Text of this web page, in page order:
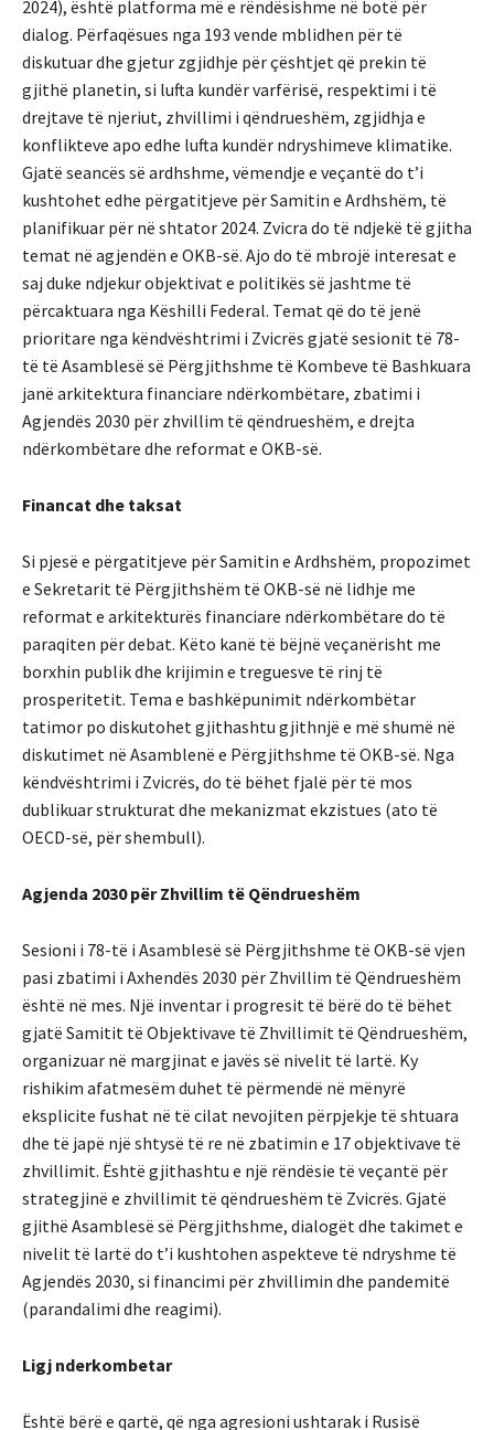
2024), është platforma më e rëndësishme në botë për
dialog. Përfaqësues nga 193 vende mblidhen për të
diskutuar dhe gjetur zgjidhje për çështjet që prekin të
gjithë planetin, si lufta kundër varfërisë, respektimi i të
drejtave të njeriut, zhvillimi i qëndrueshëm, zgjidhja e
konflikteve apo edhe lufta kundër ndryshimeve klimatike.
Gjatë seancës së ardhshme, vëmendje e veçantë do t’i
kushtohet edhe përgatitjeve për Samitin e Ardhshëm, të
planifikuar për në shtator 2024. Zvicra do të ndjekë të gjitha
temat në agjendën e OKB-së. Ajo do të mbrojë interesat e
saj duke ndjekur objektivat e politikës së jashtme të
përcaktuara nga Këshilli Federal. Temat që do të jenë
prioritare nga këndvështrimi i Zvicrës gjatë sesionit të 78-
të të Asamblesë së Përgjithshme të Kombeve të Bashkuara
janë arkitektura financiare ndërkombëtare, zbatimi i
Agjendës 2030 për zhvillim të qëndrueshëm, e drejta
ndërkombëtare dhe reformat e OKB-së.
Financat dhe taksat
Si pjesë e përgatitjeve për Samitin e Ardhshëm, propozimet
e Sekretarit të Përgjithshëm të OKB-së në lidhje me
reformat e arkitekturës financiare ndërkombëtare do të
paraqiten për debat. Këto kanë të bëjnë veçanërisht me
borxhin publik dhe krijimin e treguesve të rinj të
prosperitetit. Tema e bashkëpunimit ndërkombëtar
tatimor po diskutohet gjithashtu gjithnjë e më shumë në
diskutimet në Asamblenë e Përgjithshme të OKB-së. Nga
këndvështrimi i Zvicrës, do të bëhet fjalë për të mos
dublikuar strukturat dhe mekanizmat ekzistues (ato të
OECD-së, për shembull).
Agjenda 2030 për Zhvillim të Qëndrueshëm
Sesioni i 78-të i Asamblesë së Përgjithshme të OKB-së vjen
pasi zbatimi i Axhendës 2030 për Zhvillim të Qëndrueshëm
është në mes. Një inventar i progresit të bërë do të bëhet
gjatë Samitit të Objektivave të Zhvillimit të Qëndrueshëm,
organizuar në margjinat e javës së nivelit të lartë. Ky
rishikim afatmesëm duhet të përmendë në mënyrë
eksplicite fushat në të cilat nevojiten përpjekje të shtuara
dhe të japë një shtysë të re në zbatimin e 17 objektivave të
zhvillimit. Është gjithashtu e një rëndësie të veçantë për
strategjinë e zhvillimit të qëndrueshëm të Zvicrës. Gjatë
gjithë Asamblesë së Përgjithshme, dialogët dhe takimet e
nivelit të lartë do t’i kushtohen aspekteve të ndryshme të
Agjendës 2030, si financimi për zhvillimin dhe pandemitë
(parandalimi dhe reagimi).
Ligj nderkombetar
Është bërë e qartë, që nga agresioni ushtarak i Rusisë